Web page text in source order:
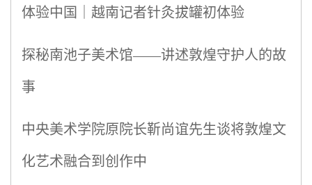
体验中国｜越南记者针灸拔罐初体验
探秘南池子美术馆——讲述敦煌守护人的故
事
中央美术学院原院长靳尚谊先生谈将敦煌文
化艺术融合到创作中